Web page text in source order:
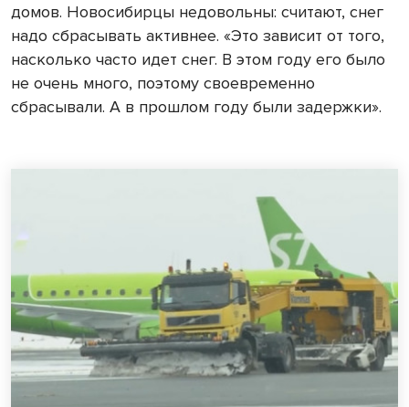
домов. Новосибирцы недовольны: считают, снег
надо сбрасывать активнее. «Это зависит от того,
насколько часто идет снег. В этом году его было
не очень много, поэтому своевременно
сбрасывали. А в прошлом году были задержки».